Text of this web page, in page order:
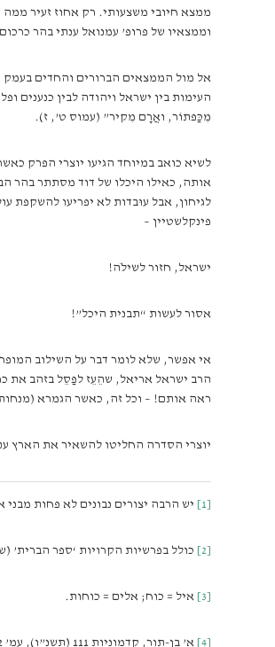
ממצא חיובי משצעותי. רק אחוז זעיר
וממצאיו של פרופ’ עמנואל ענתי בהר
אל מול הממצאים הברורים והחדים בעמק
העימות בין ישראל ויהודה לבין
מִכַּפתוֹר, ואֲרָם מִקיר” (עמוס ט’, ז).
לשיא כואב במיוחד הגיעו יוצרי הפרק
לגיחון, אבל עוּבדות לא יפריעו להשקפת
פינקלשטיין –
ישראל, חזור לשילֹה!
אסור לעשות “תבנית היכל”!
אי אפשר, שלא לומר דבר על השילוב
הרב ישראל אריאל, שהֵעֵז לפַסֵל בזהב את
ראה אותם! – וכל זה, כאשר הגמרא (מנחות
יוצרי הסדרה החליטו להשאיר את הארץ
[1] יש הרבה יצורים נבונים לא פחות מבני
[2] כולל בפרשיות הקרויות ‘ספר
[3] איל = כוח; אלים = כוחות.
[4] א’ בן-תור, קדמוניות 111 (תשנ”ו), עמ’ 18-2.